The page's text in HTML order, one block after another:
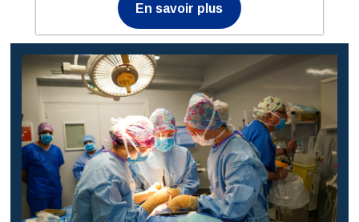
En savoir plus